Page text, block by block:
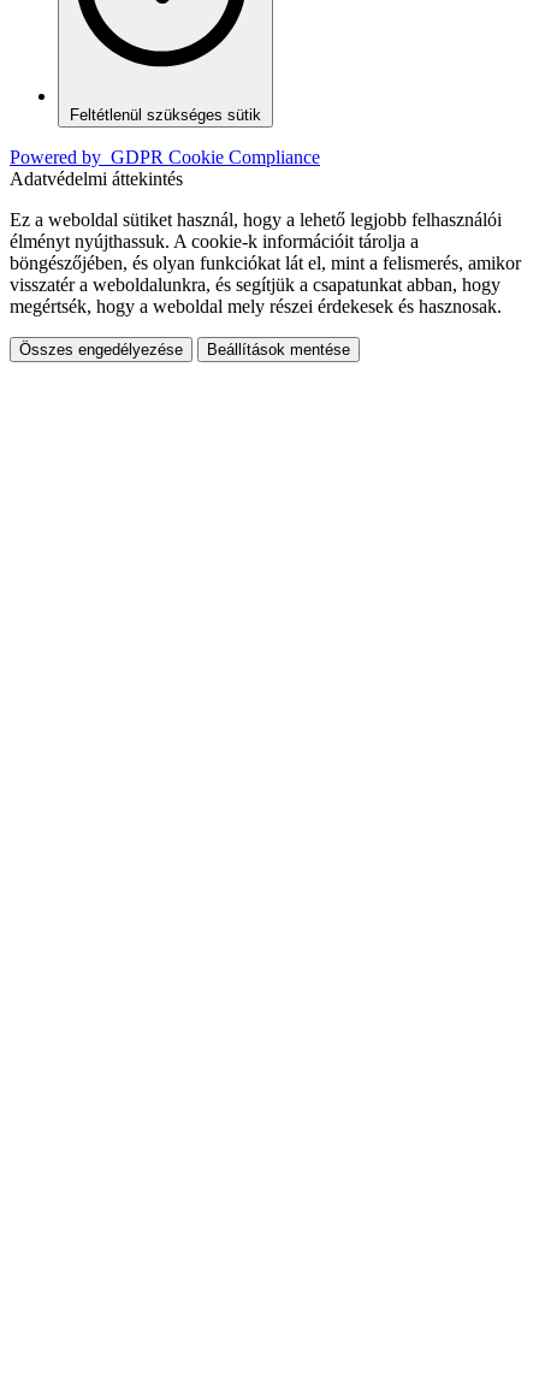
Feltétlenül szükséges sütik
Powered by GDPR Cookie Compliance
Adatvédelmi áttekintés
Ez a weboldal sütiket használ, hogy a lehető legjobb felhasználói
élményt nyújthassuk. A cookie-k információit tárolja a
böngészőjében, és olyan funkciókat lát el, mint a felismerés, amikor
visszatér a weboldalunkra, és segítjük a csapatunkat abban, hogy
megértsék, hogy a weboldal mely részei érdekesek és hasznosak.
Összes engedélyezése Beállítások mentése